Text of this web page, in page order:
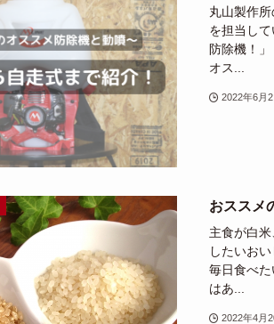
丸山製作
を担当し
防除機！
オス...
2022年6月2
おススメ
主食が白
したいお
毎日食べ
はあ...
2022年4月